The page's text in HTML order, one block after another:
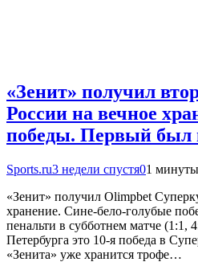
«Зенит» получил
России на вечное
победы. Первый был
Sports.ru3 недели спустя01 минуты
«Зенит» получил Olimpbet
хранение. Сине-бело-голубые
пенальти в субботнем матче (1:1,
Петербурга это 10-я победа в
«Зенита» уже хранится трофе…